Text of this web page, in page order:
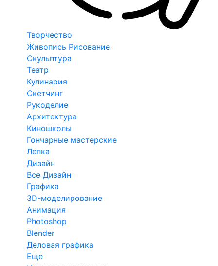
Творчество
Живопись Рисование
Скульптура
Театр
Кулинария
Скетчинг
Рукоделие
Архитектура
Киношколы
Гончарные мастерские
Лепка
Дизайн
Все Дизайн
Графика
3D-моделирование
Анимация
Photoshop
Blender
Деловая графика
Еще